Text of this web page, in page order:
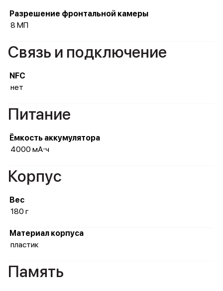
Разрешение фронтальной камеры
8 МП
Связь и подключение
NFC
нет
Питание
Ёмкость аккумулятора
4000 мА⋅ч
Корпус
Вес
180 г
Материал корпуса
пластик
Память